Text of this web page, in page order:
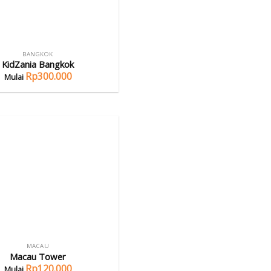
BANGKOK
KidZania Bangkok
Rp300.000
MACAU
Macau Tower